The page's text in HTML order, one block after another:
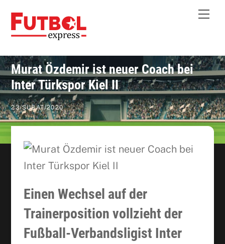
content
Murat Özdemir ist neuer Coach bei
Inter Türkspor Kiel II
23/ŞUBAT/2020
Einen Wechsel auf der
Trainerposition vollzieht der
Fußball-Verbandsligist Inter